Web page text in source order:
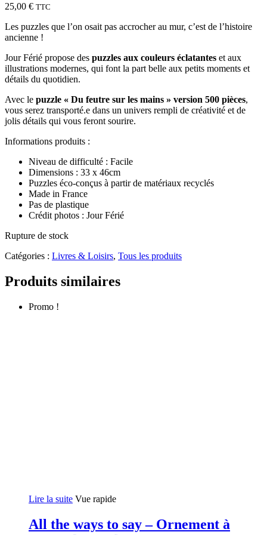
25,00 € TTC
Les puzzles que l’on osait pas accrocher au mur, c’est de l’histoire
ancienne !
Jour Férié propose des puzzles aux couleurs éclatantes et aux
illustrations modernes, qui font la part belle aux petits moments et
détails du quotidien.
Avec le puzzle « Du feutre sur les mains » version 500 pièces,
vous serez transporté.e dans un univers rempli de créativité et de
jolis détails qui vous feront sourire.
Informations produits :
Niveau de difficulté : Facile
Dimensions : 33 x 46cm
Puzzles éco-conçus à partir de matériaux recyclés
Made in France
Pas de plastique
Crédit photos : Jour Férié
Rupture de stock
Catégories : Livres & Loisirs, Tous les produits
Produits similaires
Promo !
Lire la suite Vue rapide
All the ways to say – Ornement à